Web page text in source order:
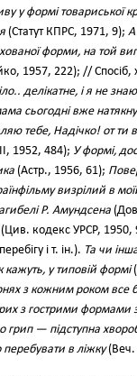
у формі товариської
(Статут КПРС, 1971, 9); А
форми, на той
1957, 222); // Спосіб,
делікатне, і я не
сьогодні вже
тебе, Надічко! от
1952, 484); У формі,
(Астр., 1956, 61);
визрілий в
Р. Амундсена
кодекс УРСР, 1950,
і т. ін.). Та чи
у типовій формі
з кожним роком
з гострими формами
грип — підступна
перебувати в ліжку(Веч.